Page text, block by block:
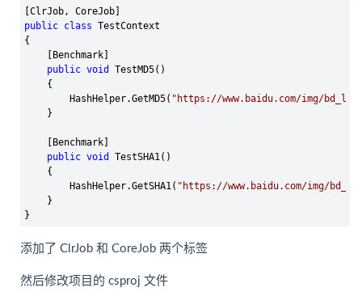
public class TestContext
{
    [Benchmark]
public void
TestMD5()
    {
        HashHelper.GetMD5(
" https://www.baidu.com/img/
    }
    [Benchmark]
public void
TestSHA1()
    {
        HashHelper.GetSHA1(
" https://www.baidu.com/img/
    }
}
添加了 ClrJob 和 CoreJob 两个标签
然后修改项目的 csproj 文件